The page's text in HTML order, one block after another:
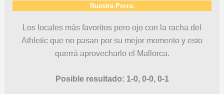
Nuestra Porra:
Los locales más favoritos pero ojo con la racha del
Athletic que no pasan por su mejor momento y esto
querrá aprovecharlo el Mallorca.
Posible resultado: 1-0, 0-0, 0-1